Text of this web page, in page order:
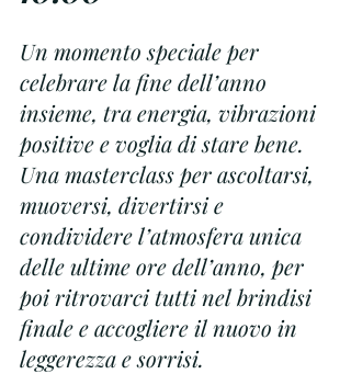
Un momento speciale per
celebrare la fine dell’anno
insieme, tra energia, vibrazioni
positive e voglia di stare bene.
Una masterclass per ascoltarsi,
muoversi, divertirsi e
condividere l’atmosfera unica
delle ultime ore dell’anno, per
poi ritrovarci tutti nel brindisi
finale e accogliere il nuovo in
leggerezza e sorrisi.